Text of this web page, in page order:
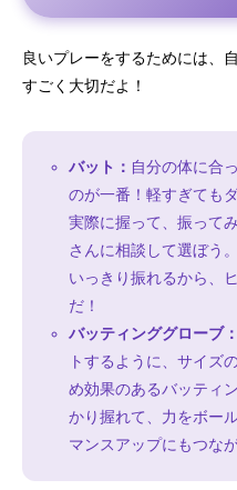
良いプレーをするためには、
すごく大切だよ！
バット： 自分の体に合
のが一番！軽すぎても
実際に握って、振って
さんに相談して選ぼう
いっきり振れるから、
だ！
バッティンググローブ：
トするように、サイズ
め効果のあるバッティ
かり握れて、力をボー
マンスアップにもつな